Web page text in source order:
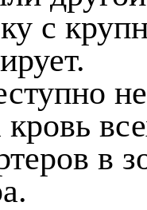
с
кровь
в